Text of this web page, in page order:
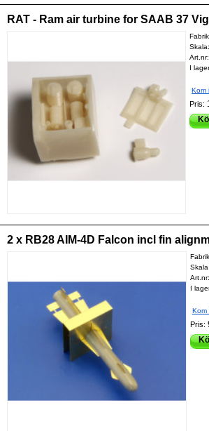
RAT - Ram air turbine for SAAB 37
Art.nr:
I
Kom
Pris:
2 x RB28 AIM-4D Falcon incl fin
Skala:
Art.nr:
I
Kom
Pris: